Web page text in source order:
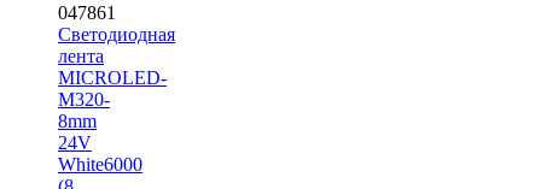
047861
Светодиодная
лента
MICROLED-
M320-
8mm
24V
White6000